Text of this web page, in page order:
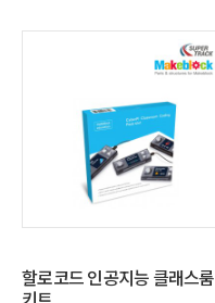
할로코드 인공지능 클래스룸